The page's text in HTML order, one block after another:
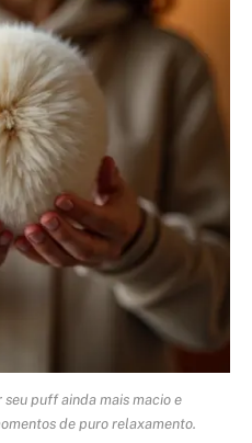
puff ainda mais macio e
de puro relaxamento.